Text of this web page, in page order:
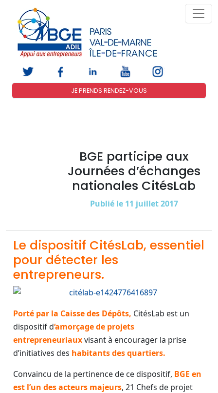
JE PRENDS RENDEZ-VOUS
BGE participe aux
Journées d’échanges
nationales CitésLab
Publié le 11 juillet 2017
Le dispositif CitésLab, essentiel
pour détecter les
entrepreneurs.
Porté par la Caisse des Dépôts, CitésLab est un
dispositif d‘amorçage de projets
entrepreneuriauxvisant à encourager la prise
d’initiatives des habitants des quartiers.
Convaincu de la pertinence de ce dispositif, BGE en
est l’un des acteurs majeurs, 21 Chefs de projet